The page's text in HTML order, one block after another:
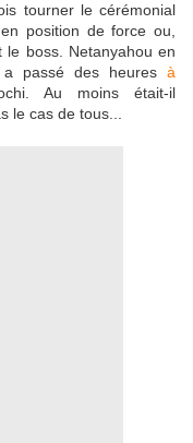
tourner le cérémonial
position de force ou,
boss. Netanyahou en
passé des heures à
Au moins était-il
le cas de tous...